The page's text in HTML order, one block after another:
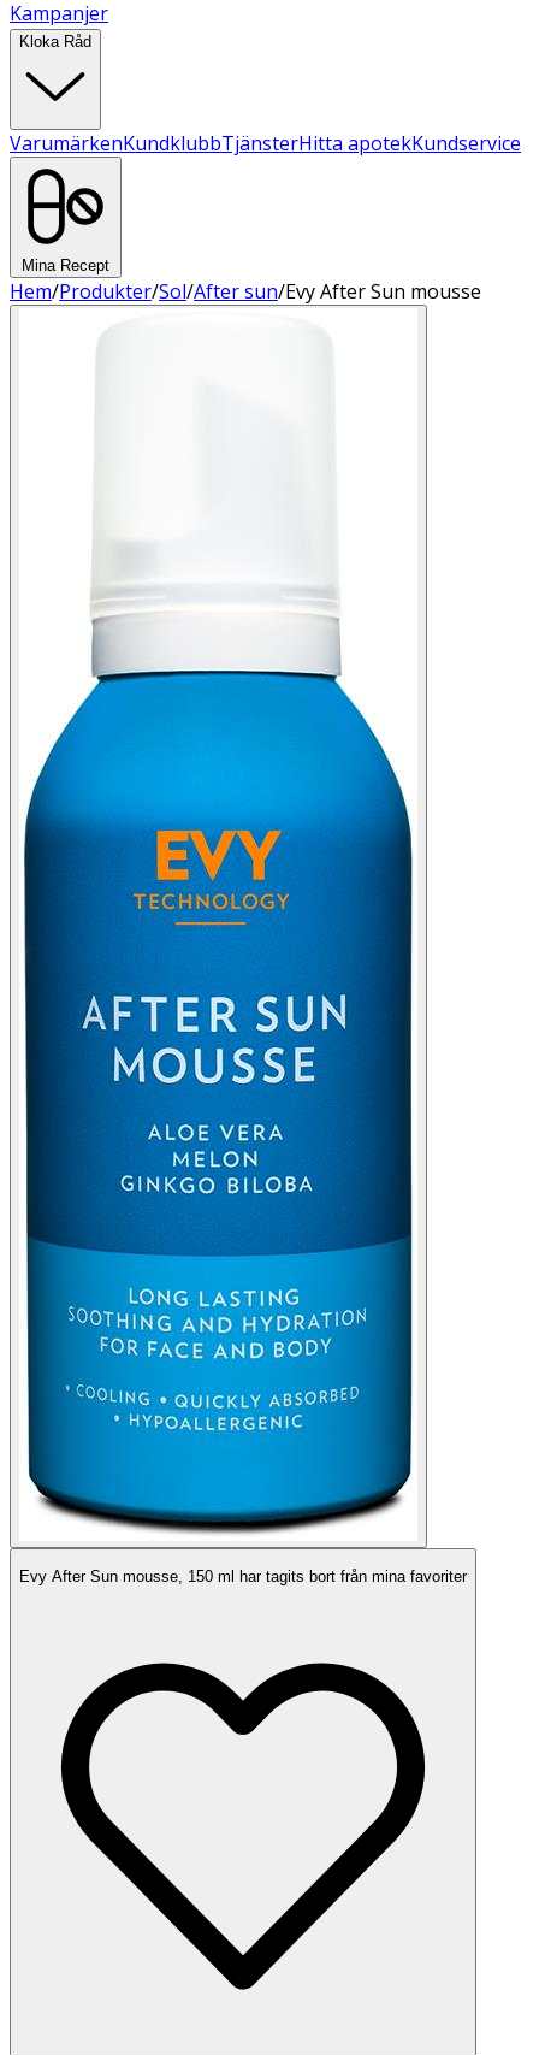
Kampanjer
Kloka Råd
VarumärkenKundklubbTjänsterHitta apotekKundservice
Mina Recept
Hem/Produkter/Sol/After sun/Evy After Sun mousse
Evy After Sun mousse, 150 ml har tagits bort från mina favoriter